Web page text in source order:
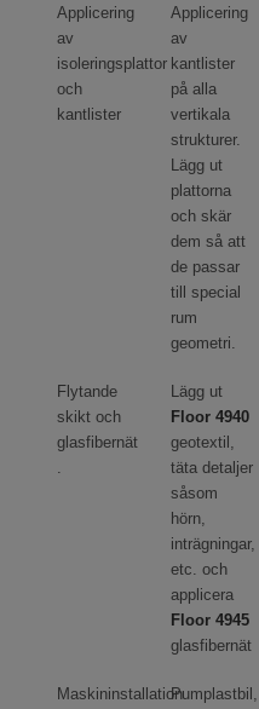
Applicering
av
isoleringsplattor
och
kantlister
Applicering
av
kantlister
på alla
vertikala
strukturer.
Lägg ut
plattorna
och skär
dem så att
de passar
till special
rum
geometri.
Flytande
skikt och
glasfibernät
.
Lägg ut
Floor 4940
geotextil,
täta detaljer
såsom
hörn,
inträgningar,
etc. och
applicera
Floor 4945
glasfibernät
MaskininstallationPumplastbil,